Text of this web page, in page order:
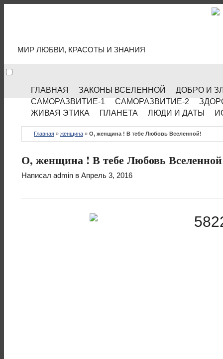
МИР ЛЮБВИ, КРАСОТЫ И ЗНАНИЯ
ГЛАВНАЯ ЗАКОНЫ ВСЕЛЕННОЙ
ДОБРО И
САМОРАЗВИТИЕ-1
САМОРАЗВИТИЕ-2
ЖИВАЯ ЭТИКА
ПЛАНЕТА ЛЮДИ И ДАТЫ
Главная » женщина » О, женщина ! В тебе Любовь Вселенной!
О, женщина ! В тебе Любовь
Написал admin в Апрель 3, 2016